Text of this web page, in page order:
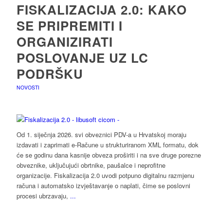
FISKALIZACIJA 2.0: KAKO
SE PRIPREMITI I
ORGANIZIRATI
POSLOVANJE UZ LC
PODRŠKU
NOVOSTI
Od 1. siječnja 2026. svi obveznici PDV-a u Hrvatskoj moraju
izdavati i zaprimati e-Račune u strukturiranom XML formatu, dok
će se godinu dana kasnije obveza proširiti i na sve druge porezne
obveznike, uključujući obrtnike, paušalce i neprofitne
organizacije. Fiskalizacija 2.0 uvodi potpuno digitalnu razmjenu
računa i automatsko izvještavanje o naplati, čime se poslovni
procesi ubrzavaju, ...